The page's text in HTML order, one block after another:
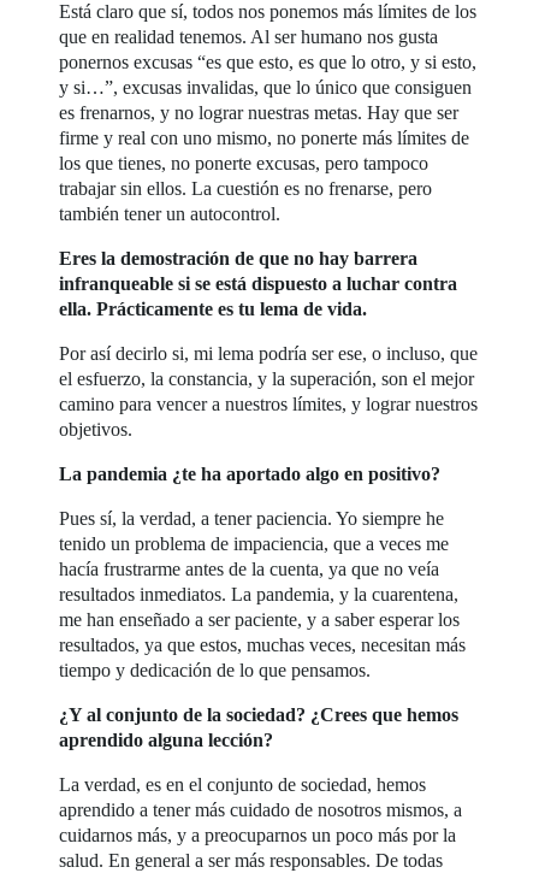
Está claro que sí, todos nos ponemos más límites de los
que en realidad tenemos. Al ser humano nos gusta
ponernos excusas “es que esto, es que lo otro, y si esto,
y si…”, excusas invalidas, que lo único que consiguen
es frenarnos, y no lograr nuestras metas. Hay que ser
firme y real con uno mismo, no ponerte más límites de
los que tienes, no ponerte excusas, pero tampoco
trabajar sin ellos. La cuestión es no frenarse, pero
también tener un autocontrol.
Eres la demostración de que no hay barrera
infranqueable si se está dispuesto a luchar contra
ella. Prácticamente es tu lema de vida.
Por así decirlo si, mi lema podría ser ese, o incluso, que
el esfuerzo, la constancia, y la superación, son el mejor
camino para vencer a nuestros límites, y lograr nuestros
objetivos.
La pandemia ¿te ha aportado algo en positivo?
Pues sí, la verdad, a tener paciencia. Yo siempre he
tenido un problema de impaciencia, que a veces me
hacía frustrarme antes de la cuenta, ya que no veía
resultados inmediatos. La pandemia, y la cuarentena,
me han enseñado a ser paciente, y a saber esperar los
resultados, ya que estos, muchas veces, necesitan más
tiempo y dedicación de lo que pensamos.
¿Y al conjunto de la sociedad? ¿Crees que hemos
aprendido alguna lección?
La verdad, es en el conjunto de sociedad, hemos
aprendido a tener más cuidado de nosotros mismos, a
cuidarnos más, y a preocuparnos un poco más por la
salud. En general a ser más responsables. De todas